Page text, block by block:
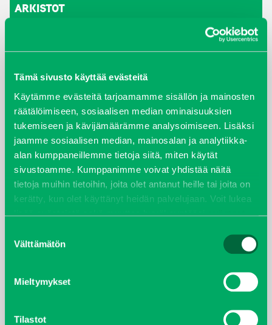
Tämä sivusto käyttää evästeitä
Käytämme evästeitä tarjoamamme sisällön ja mainosten
räätälöimiseen, sosiaalisen median ominaisuuksien
tukemiseen ja kävijämäärämme analysoimiseen. Lisäksi
jaamme sosiaalisen median, mainosalan ja analytiikka-
alan kumppaneillemme tietoja siitä, miten käytät
sivustoamme. Kumppanimme voivat yhdistää näitä
tietoja muihin tietoihin, joita olet antanut heille tai joita on
kerätty, kun olet käyttänyt heidän palvelujaan. Voit lukea
lisää evästeistä sekä muuttaa hyväksyntääsievästeet
valinta
Välttämätön
Mieltymykset
Tilastot
ARKISTOT
syyskuu 2023
joulukuu 2022
huhtikuu 2022
helmikuu 2022
joulukuu 2021
lokakuu 2021
kesäkuu 2021